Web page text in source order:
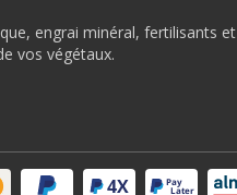
engrai minéral, fertilisants et
vos végétaux.